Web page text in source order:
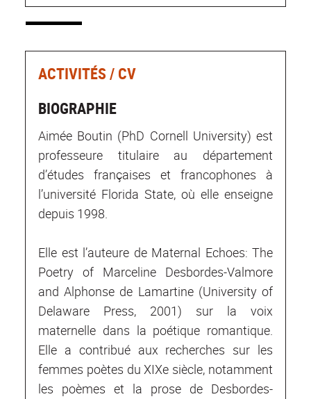
ACTIVITÉS / CV
BIOGRAPHIE
Aimée Boutin (PhD Cornell University) est
professeure titulaire au département
d’études françaises et francophones à
l’université Florida State, où elle enseigne
depuis 1998.
Elle est l’auteure de Maternal Echoes: The
Poetry of Marceline Desbordes-Valmore
and Alphonse de Lamartine (University of
Delaware Press, 2001) sur la voix
maternelle dans la poétique romantique.
Elle a contribué aux recherches sur les
femmes poètes du XIXe siècle, notamment
les poèmes et la prose de Desbordes-